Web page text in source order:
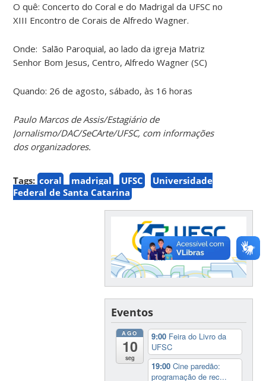
O quê: Concerto do Coral e do Madrigal da UFSC no
XIII Encontro de Corais de Alfredo Wagner.
Onde: Salão Paroquial, ao lado da igreja Matriz
Senhor Bom Jesus, Centro, Alfredo Wagner (SC)
Quando: 26 de agosto, sábado, às 16 horas
Paulo Marcos de Assis/Estagiário de
Jornalismo/DAC/SeCArte/UFSC, com informações
dos organizadores.
Tags: coral madrigal UFSC
Universidade
Federal de Santa Catarina
Eventos
AGO
10
seg
9:00 Feira do Livro da
UFSC
19:00Cine paredão:
programação de rec...